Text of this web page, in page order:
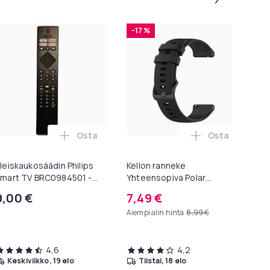
Konsolipöytä, 4 tasoa, geometrinen metallirunko, 100 x
Philips
TV BRC0984501 -
€
Lisää Yleiskaukosäädin Philips Smart TV
Osta
4,6
keskiviikko, 19 elo
-17 %
Kellon ranneke
Yhteensopiva Polar
kanssa Black
7,49 €
Aiempi alin hinta 8,99 €
Lisää Kellon
Osta
4,2
tiistai, 18 elo